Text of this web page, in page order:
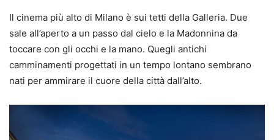
Il cinema più alto di Milano è sui tetti della Galleria. Due
sale all’aperto a un passo dal cielo e la Madonnina da
toccare con gli occhi e la mano. Quegli antichi
camminamenti progettati in un tempo lontano sembrano
nati per ammirare il cuore della città dall’alto.